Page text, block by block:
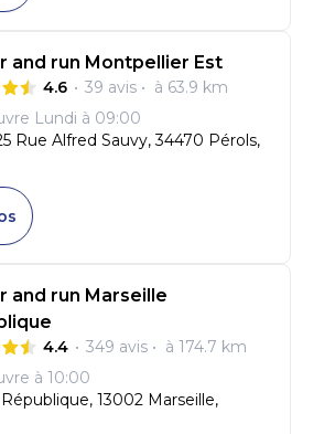
and run Montpellier Est
4.6 • 39 avis • à 63.9 km
Lundi à 09:00
Rue Alfred Sauvy, 34470 Pérols,
and run Marseille
4.4 • 349 avis • à 174.7 km
à 10:00
13002 Marseille,